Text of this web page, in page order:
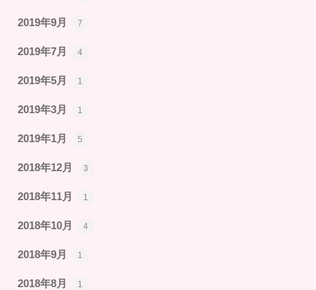
2019年9月 7
2019年7月 4
2019年5月 1
2019年3月 1
2019年1月 5
2018年12月 3
2018年11月 1
2018年10月 4
2018年9月 1
2018年8月 1